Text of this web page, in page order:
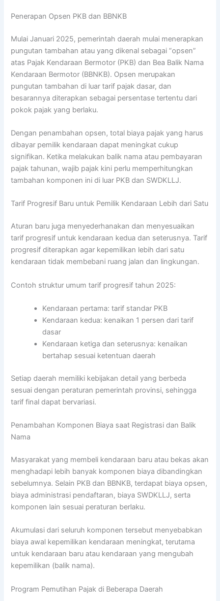
Penerapan Opsen PKB dan BBNKB
Mulai Januari 2025, pemerintah daerah mulai menerapkan
pungutan tambahan atau yang dikenal sebagai “opsen”
atas Pajak Kendaraan Bermotor (PKB) dan Bea Balik Nama
Kendaraan Bermotor (BBNKB). Opsen merupakan
pungutan tambahan di luar tarif pajak dasar, dan
besarannya diterapkan sebagai persentase tertentu dari
pokok pajak yang berlaku.
Dengan penambahan opsen, total biaya pajak yang harus
dibayar pemilik kendaraan dapat meningkat cukup
signifikan. Ketika melakukan balik nama atau pembayaran
pajak tahunan, wajib pajak kini perlu memperhitungkan
tambahan komponen ini di luar PKB dan SWDKLLJ.
Tarif Progresif Baru untuk Pemilik Kendaraan Lebih dari Satu
Aturan baru juga menyederhanakan dan menyesuaikan
tarif progresif untuk kendaraan kedua dan seterusnya. Tarif
progresif diterapkan agar kepemilikan lebih dari satu
kendaraan tidak membebani ruang jalan dan lingkungan.
Contoh struktur umum tarif progresif tahun 2025:
Kendaraan pertama: tarif standar PKB
Kendaraan kedua: kenaikan 1 persen dari tarif
dasar
Kendaraan ketiga dan seterusnya: kenaikan
bertahap sesuai ketentuan daerah
Setiap daerah memiliki kebijakan detail yang berbeda
sesuai dengan peraturan pemerintah provinsi, sehingga
tarif final dapat bervariasi.
Penambahan Komponen Biaya saat Registrasi dan Balik
Nama
Masyarakat yang membeli kendaraan baru atau bekas akan
menghadapi lebih banyak komponen biaya dibandingkan
sebelumnya. Selain PKB dan BBNKB, terdapat biaya opsen,
biaya administrasi pendaftaran, biaya SWDKLLJ, serta
komponen lain sesuai peraturan berlaku.
Akumulasi dari seluruh komponen tersebut menyebabkan
biaya awal kepemilikan kendaraan meningkat, terutama
untuk kendaraan baru atau kendaraan yang mengubah
kepemilikan (balik nama).
Program Pemutihan Pajak di Beberapa Daerah